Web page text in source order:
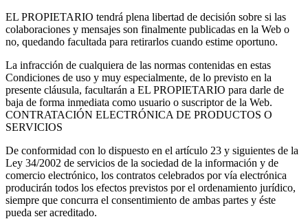
EL PROPIETARIO tendrá plena libertad de decisión sobre si las
colaboraciones y mensajes son finalmente publicadas en la Web o
no, quedando facultada para retirarlos cuando estime oportuno.
La infracción de cualquiera de las normas contenidas en estas
Condiciones de uso y muy especialmente, de lo previsto en la
presente cláusula, facultarán a EL PROPIETARIO para darle de
baja de forma inmediata como usuario o suscriptor de la Web.
CONTRATACIÓN ELECTRÓNICA DE PRODUCTOS O
SERVICIOS
De conformidad con lo dispuesto en el artículo 23 y siguientes de la
Ley 34/2002 de servicios de la sociedad de la información y de
comercio electrónico, los contratos celebrados por vía electrónica
producirán todos los efectos previstos por el ordenamiento jurídico,
siempre que concurra el consentimiento de ambas partes y éste
pueda ser acreditado.